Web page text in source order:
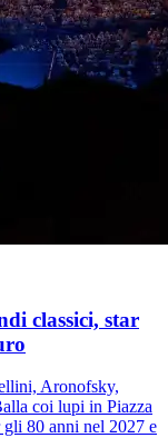
classici, star
Aronofsky,
coi lupi in Piazza
80 anni nel 2027 e